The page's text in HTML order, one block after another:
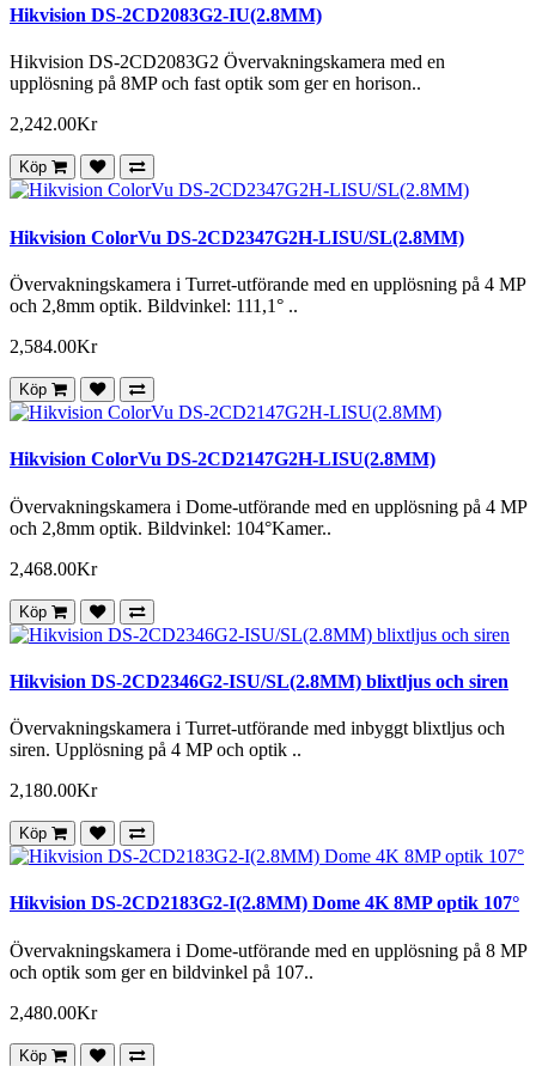
Hikvision DS-2CD2083G2-IU(2.8MM)
Hikvision DS-2CD2083G2 Övervakningskamera med en
upplösning på 8MP och fast optik som ger en horison..
2,242.00Kr
Köp
Hikvision ColorVu DS-2CD2347G2H-LISU/SL(2.8MM)
Övervakningskamera i Turret-utförande med en upplösning på 4 MP
och 2,8mm optik. Bildvinkel: 111,1° ..
2,584.00Kr
Köp
Hikvision ColorVu DS-2CD2147G2H-LISU(2.8MM)
Övervakningskamera i Dome-utförande med en upplösning på 4 MP
och 2,8mm optik. Bildvinkel: 104°Kamer..
2,468.00Kr
Köp
Hikvision DS-2CD2346G2-ISU/SL(2.8MM) blixtljus och siren
Övervakningskamera i Turret-utförande med inbyggt blixtljus och
siren. Upplösning på 4 MP och optik ..
2,180.00Kr
Köp
Hikvision DS-2CD2183G2-I(2.8MM) Dome 4K 8MP optik 107°
Övervakningskamera i Dome-utförande med en upplösning på 8 MP
och optik som ger en bildvinkel på 107..
2,480.00Kr
Köp